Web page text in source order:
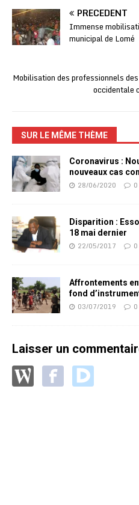
PRÉCÉDENT
Immense
municipal de Lomé
Mobilisation des professionnels
occidentale
SUR LE MÊME THÈME
Coronavirus :
nouveaux cas
28/06/2020
Disparition :
18 mai dernier
22/05/2017
Affrontements
fond
03/07/2019
Laisser un